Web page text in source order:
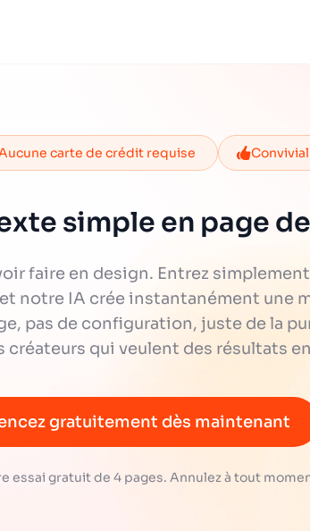
carte de crédit requise
simple en page
faire en design. Entrez
notre IA crée instantanément une
pas de configuration, juste de la
qui veulent des résultats
gratuitement dès maintenant
essai gratuit de 4 pages. Annulez à tout